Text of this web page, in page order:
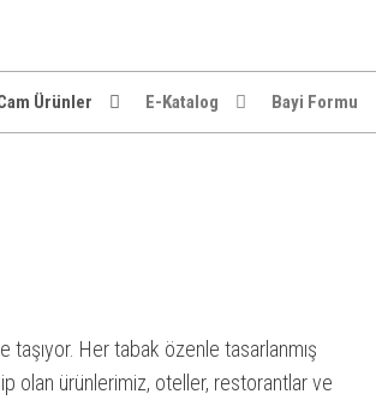
Ürünler E-Katalog Bayi Formu
taşıyor. Her tabak özenle tasarlanmış
olan ürünlerimiz, oteller, restorantlar ve